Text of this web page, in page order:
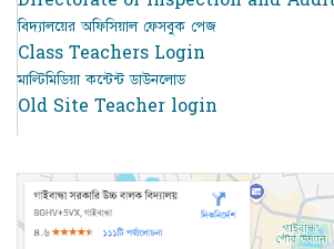
বিদ্যালয়ের অফিসিয়াল ফেসবুক পেজ
Class Teachers Login
মাল্টিমিডিয়া কন্টেন্ট ডাউনলোড
Old Site Teacher login